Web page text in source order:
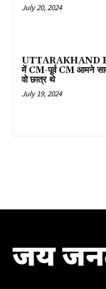
July 20, 2024
UTTARAKHAND
में CM-पूर्व CM आमने
वो छात्र थे
July 19, 2024
जय